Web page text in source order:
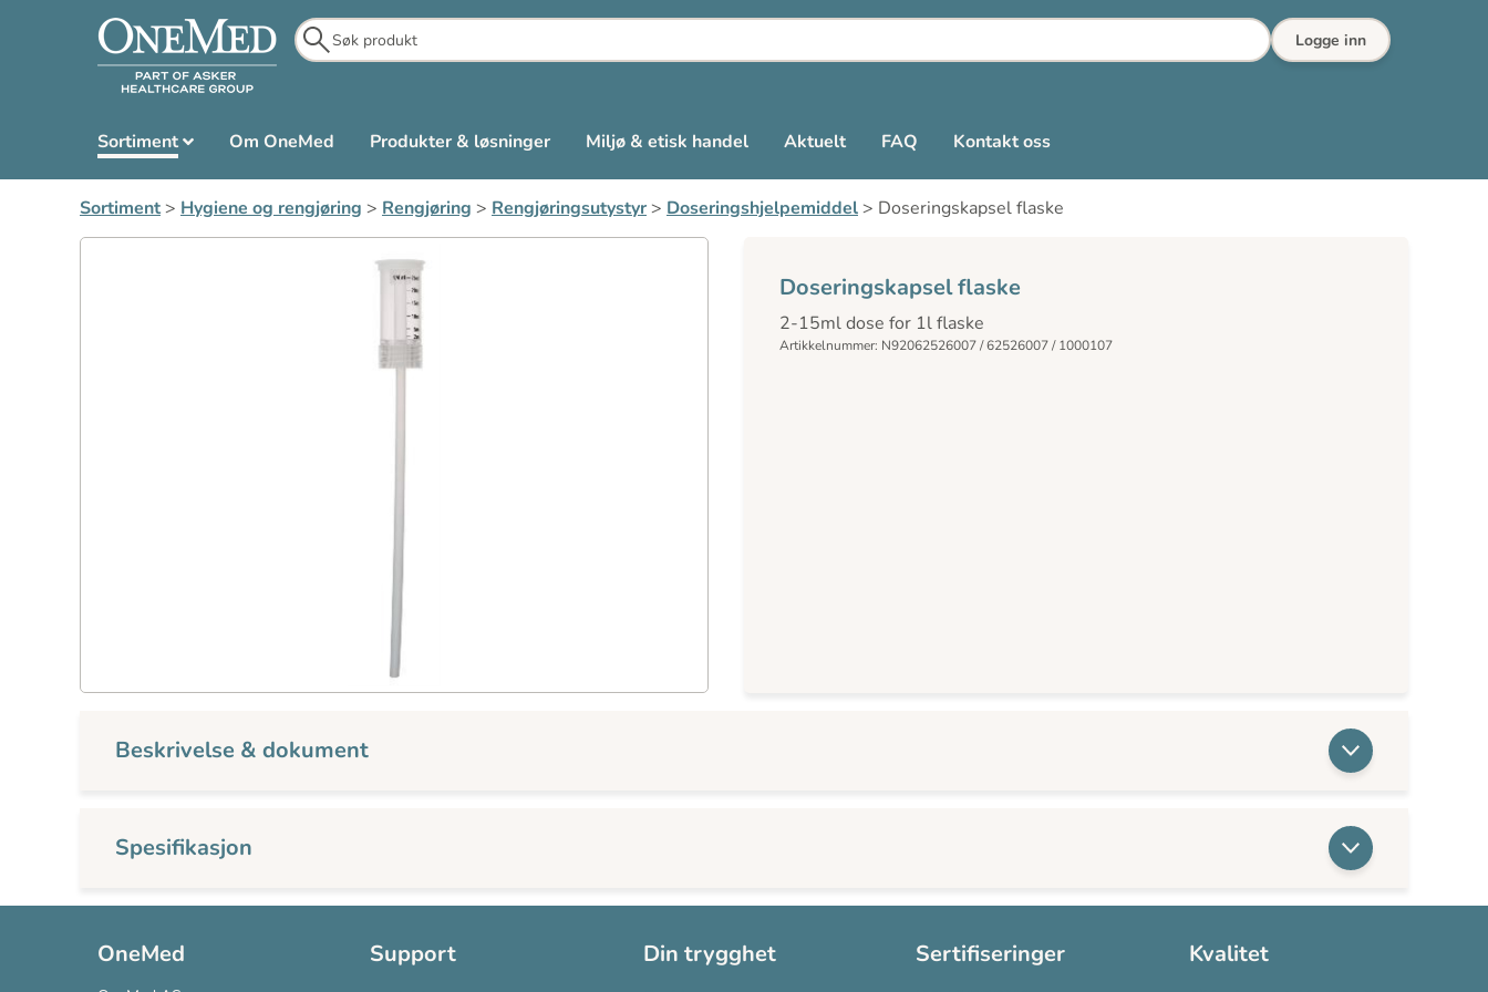
Logge inn
Sortiment Om OneMed Produkter & løsninger Miljø & etisk handel Aktuelt FAQ Kontakt oss
Sortiment> Hygiene og rengjøring > Rengjøring > Rengjøringsutystyr> Doseringshjelpemiddel> Doseringskapsel flaske
Doseringskapsel flaske
2-15ml dose for 1l flaske
Artikkelnummer: N92062526007 / 62526007 / 1000107
Beskrivelse & dokument
Spesifikasjon
OneMed Support Din trygghet Sertifiseringer Kvalitet